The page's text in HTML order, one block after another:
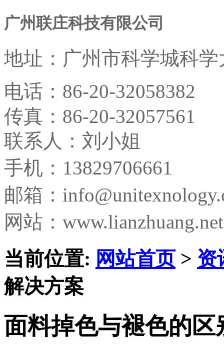
广州联庄科技有限公司
地址： 广州市科学城科
电话： 86-20-32058382
传真： 86-20-32057561
联系人：刘小姐
手机：13829706661
邮箱：
网站：www.lianzhuang.net
当前位置: 网站首页> 资
解决方案
面料掉色与褪色的区